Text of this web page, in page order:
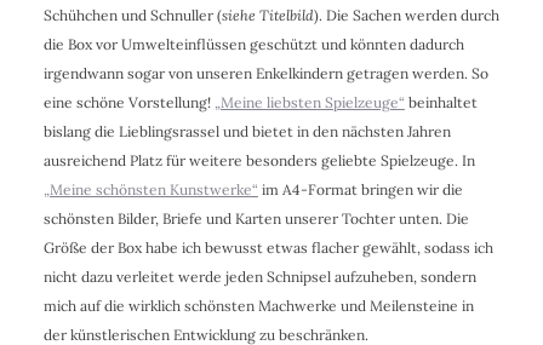
Schühchen und Schnuller (siehe Titelbild). Die Sachen werden durch
die Box vor Umwelteinflüssen geschützt und könnten dadurch
irgendwann sogar von unseren Enkelkindern getragen werden. So
eine schöne Vorstellung! „Meine liebsten Spielzeuge“ beinhaltet
bislang die Lieblingsrassel und bietet in den nächsten Jahren
ausreichend Platz für weitere besonders geliebte Spielzeuge. In
„Meine schönsten Kunstwerke“ im A4-Format bringen wir die
schönsten Bilder, Briefe und Karten unserer Tochter unten. Die
Größe der Box habe ich bewusst etwas flacher gewählt, sodass ich
nicht dazu verleitet werde jeden Schnipsel aufzuheben, sondern
mich auf die wirklich schönsten Machwerke und Meilensteine in
der künstlerischen Entwicklung zu beschränken.